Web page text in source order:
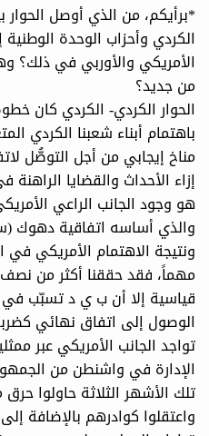
*برأيكم، من الذي أوصل
الكردي وأحزاب الوحدة
الأمريكي والأوربي في ذلك؟
من جديد؟
الحوار الكردي- الكردي كان
باهتمام أبناء شعبنا الكردي
مناخ إيجابي من أجل التوصُّل
إزاء الأحداث والقضايا الراهنة
هو وجود الجانب الراعي
والذي أساسه اتفاقية دهوك
ونتيجة الاهتمام الأمريكي
مهماً، فقد حققنا أكثر من
قياسية إلا أن ب ي د تسبّب في
الوصول إلى اتفاق نهائي
تواجد الجانب الأمريكي عبر
الإدارة في واشنطن من
تلك الأشهر الثلاثة حاولوا حرق
واعتقلوا كوادرهم بالإضافة